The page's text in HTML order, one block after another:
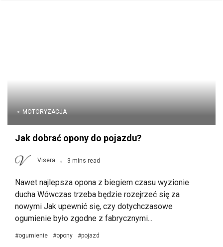
MOTORYZACJA
Jak dobrać opony do pojazdu?
Visera 3 mins read
Nawet najlepsza opona z biegiem czasu wyzionie
ducha Wówczas trzeba będzie rozejrzeć się za
nowymi Jak upewnić się, czy dotychczasowe
ogumienie było zgodne z fabrycznymi...
#ogumienie #opony #pojazd